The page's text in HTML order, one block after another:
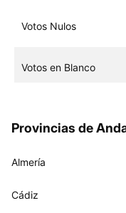
Votos Nulos
Votos en Blanco
Provincias de
Almería
Cádiz